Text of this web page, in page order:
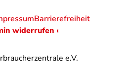
e.V.
Barrierefreiheit
widerrufen ‹